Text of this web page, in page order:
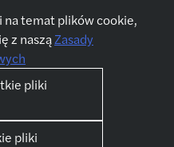
jesteśmy
nas
temat plików cookie,
z nasząZasady
pliki
pliki